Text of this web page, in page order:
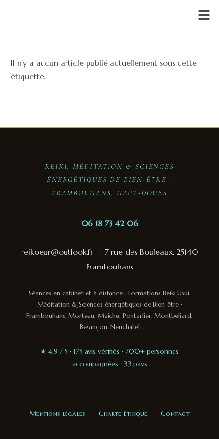
Il n’y a aucun article publié actuellement sous cette
étiquette.
REIKI, MÉDITATION & SCIENCES
ÉNERGÉTIQUES DE BIEN-ÊTRE ·
FRAMBOUHANS, HAUT-DOUBS
06 18 73 42 06
reikoeur@outlook.fr · 7 rue des Bouleaux, 25140
Frambouhans
Séances en cabinet et à distance · Formations Reiki Usui,
Méditation & Sciences énergétiques de Bien-être ·
Frambouhans, Morteau, Maîche, Pontarlier, Montbéliard,
Besançon, Neuchâtel
★ 4,9 / 5 · 175 avis vérifiés · 700+ personnes
accompagnées · 33 pays
Mentions légales · Charte éthique · Contact